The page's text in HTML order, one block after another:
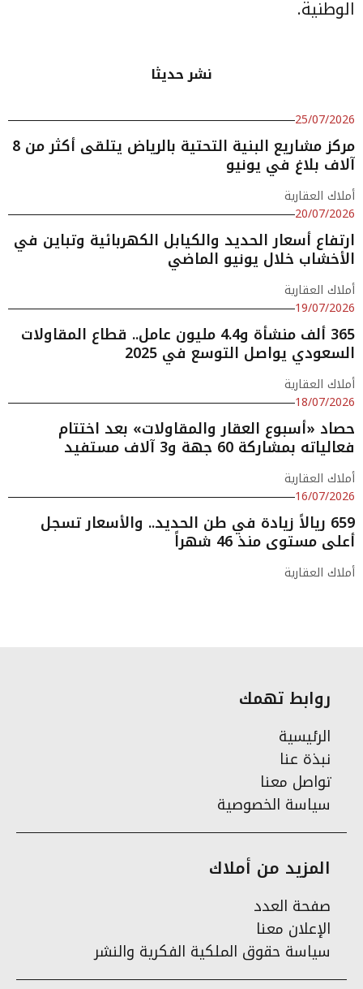
الوطنية.
نشر حديثا
25/07/2026
مركز مشاريع البنية التحتية بالرياض يتلقى أكثر من 8
آلاف بلاغ في يونيو
أملاك العقارية
20/07/2026
ارتفاع أسعار الحديد والكيابل الكهربائية وتباين في
الأخشاب خلال يونيو الماضي
أملاك العقارية
19/07/2026
365 ألف منشأة و4.4 مليون عامل.. قطاع المقاولات
السعودي يواصل التوسع في 2025
أملاك العقارية
18/07/2026
حصاد «أسبوع العقار والمقاولات» بعد اختتام
فعالياته بمشاركة 60 جهة و3 آلاف مستفيد
أملاك العقارية
16/07/2026
659 ريالاً زيادة في طن الحديد.. والأسعار تسجل
أعلى مستوى منذ 46 شهراً
أملاك العقارية
روابط تهمك
الرئيسية
نبذة عنا
تواصل معنا
سياسة الخصوصية
المزيد من أملاك
صفحة العدد
الإعلان معنا
سياسة حقوق الملكية الفكرية والنشر